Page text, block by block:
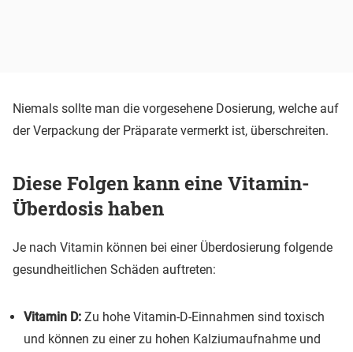
Niemals sollte man die vorgesehene Dosierung, welche auf
der Verpackung der Präparate vermerkt ist, überschreiten.
Diese Folgen kann eine Vitamin-
Überdosis haben
Je nach Vitamin können bei einer Überdosierung folgende
gesundheitlichen Schäden auftreten:
Vitamin D: Zu hohe Vitamin-D-Einnahmen sind toxisch
und können zu einer zu hohen Kalziumaufnahme und